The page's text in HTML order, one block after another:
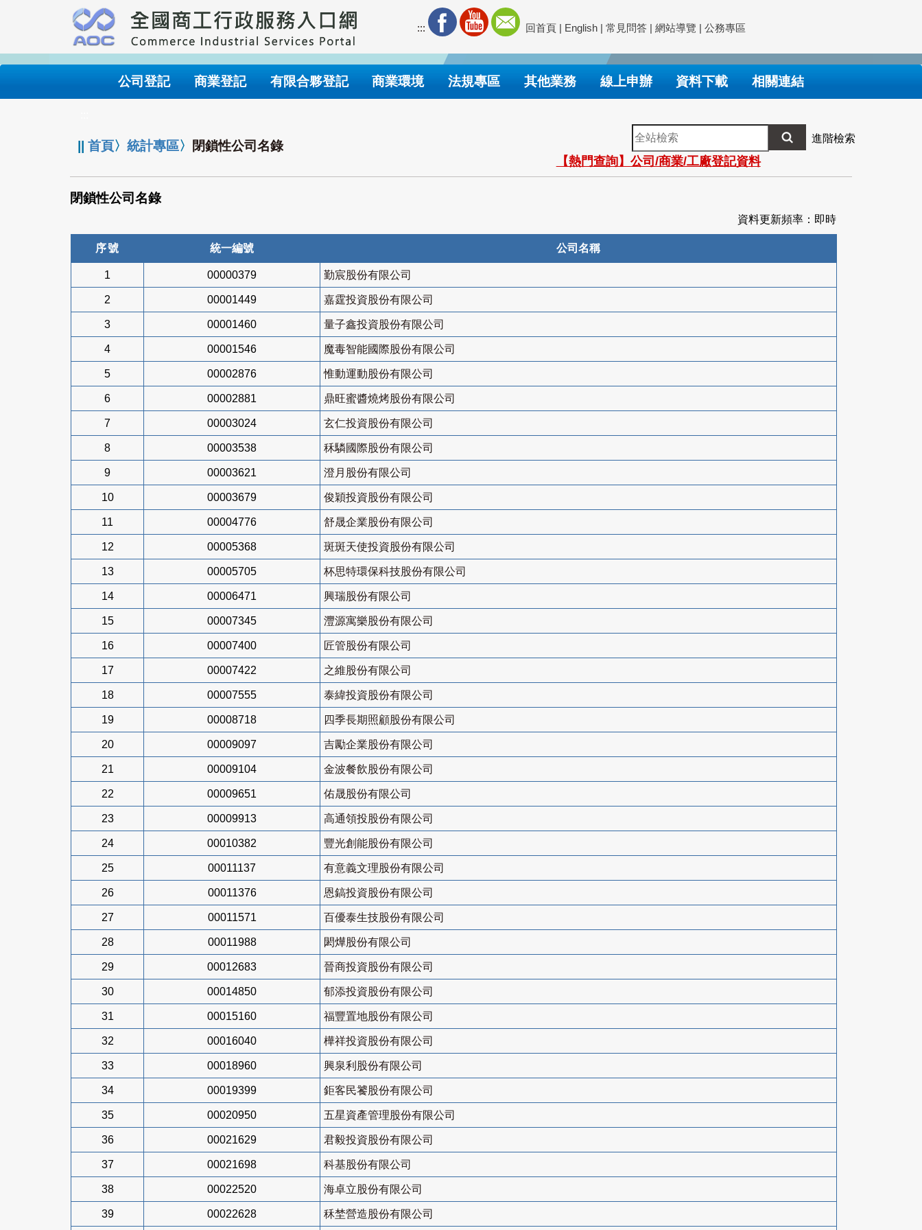
要
內
::: 回首頁 | English | 常見問答 | 網站導覽 | 公務專區
公司登記 商業登記 有限合夥登記 商業環境 法規專區 其他業務 線上申辦 資料下載 相關連結
||首頁〉統計專區〉 閉鎖性公司名錄
全
站
檢
索
進階檢索
【熱門查詢】公司/商業/工廠登記資料
閉鎖性公司名錄
資料更新頻率：即時
序號 統一編號 公司名稱
1 00000379 勤宸股份有限公司
2 00001449 嘉霆投資股份有限公司
3 00001460 量子鑫投資股份有限公司
4 00001546 魔毒智能國際股份有限公司
5 00002876 惟動運動股份有限公司
6 00002881 鼎旺蜜醬燒烤股份有限公司
7 00003024 玄仁投資股份有限公司
8 00003538 秝驎國際股份有限公司
9 00003621 澄月股份有限公司
10 00003679 俊穎投資股份有限公司
11 00004776 舒晟企業股份有限公司
12 00005368 斑斑天使投資股份有限公司
13 00005705 杯思特環保科技股份有限公司
14 00006471 興瑞股份有限公司
15 00007345 灃源寓樂股份有限公司
16 00007400 匠管股份有限公司
17 00007422 之維股份有限公司
18 00007555 泰緯投資股份有限公司
19 00008718 四季長期照顧股份有限公司
20 00009097 吉勵企業股份有限公司
21 00009104 金波餐飲股份有限公司
22 00009651 佑晟股份有限公司
23 00009913 高通領投股份有限公司
24 00010382 豐光創能股份有限公司
25 00011137 有意義文理股份有限公司
26 00011376 恩鎬投資股份有限公司
27 00011571 百優泰生技股份有限公司
28 00011988 閎燁股份有限公司
29 00012683 晉商投資股份有限公司
30 00014850 郁添投資股份有限公司
31 00015160 福豐置地股份有限公司
32 00016040 樺祥投資股份有限公司
33 00018960 興泉利股份有限公司
34 00019399 鉅客民饕股份有限公司
35 00020950 五星資產管理股份有限公司
36 00021629 君毅投資股份有限公司
37 00021698 科基股份有限公司
38 00022520 海卓立股份有限公司
39 00022628 秝埜營造股份有限公司